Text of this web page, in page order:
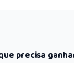
precisa